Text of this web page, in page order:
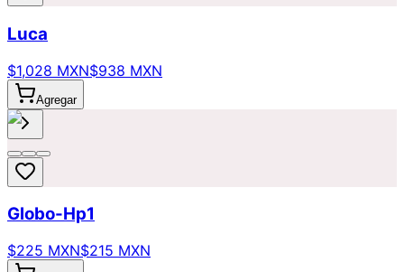
Luca
$1,028 MXN$938 MXN
Agregar
Globo-Hp1
$225 MXN$215 MXN